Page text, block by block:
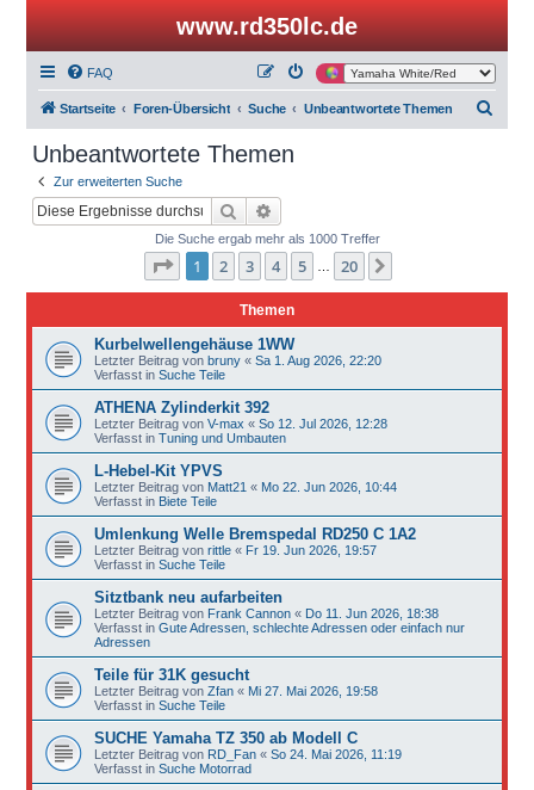
www.rd350lc.de
FAQ
Startseite Foren-Übersicht Suche Unbeantwortete Themen
Unbeantwortete Themen
Zur erweiterten Suche
Suche
Die Suche ergab mehr als 1000 Treffer
Seite 1von 20
1 2 3 4 5 20
Themen
Kurbelwellengehäuse 1WW
Letzter Beitrag von bruny« Sa 1. Aug 2026, 22:20
Verfasst in Suche Teile
ATHENA Zylinderkit 392
Letzter Beitrag von V-max « So 12. Jul 2026, 12:28
Verfasst in Tuning und Umbauten
L-Hebel-Kit YPVS
Letzter Beitrag von Matt21 « Mo 22. Jun 2026, 10:44
Verfasst in Biete Teile
Umlenkung Welle Bremspedal RD250 C 1A2
Letzter Beitrag von rittle« Fr 19. Jun 2026, 19:57
Verfasst in Suche Teile
Sitztbank neu aufarbeiten
Letzter Beitrag von Frank Cannon« Do 11. Jun 2026, 18:38
Verfasst in Gute Adressen, schlechte Adressen oder einfach nur
Adressen
Teile für 31K gesucht
Letzter Beitrag von Zfan« Mi 27. Mai 2026, 19:58
Verfasst in Suche Teile
SUCHE Yamaha TZ 350 ab Modell C
Letzter Beitrag von RD_Fan« So 24. Mai 2026, 11:19
Verfasst in Suche Motorrad